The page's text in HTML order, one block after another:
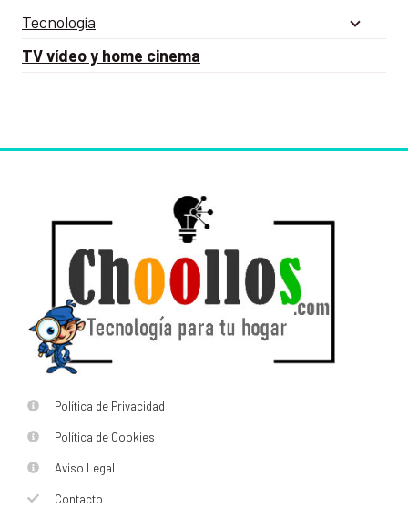
Tecnología
TV vídeo y home cinema
Política de Privacidad
Política de Cookies
Aviso Legal
Contacto